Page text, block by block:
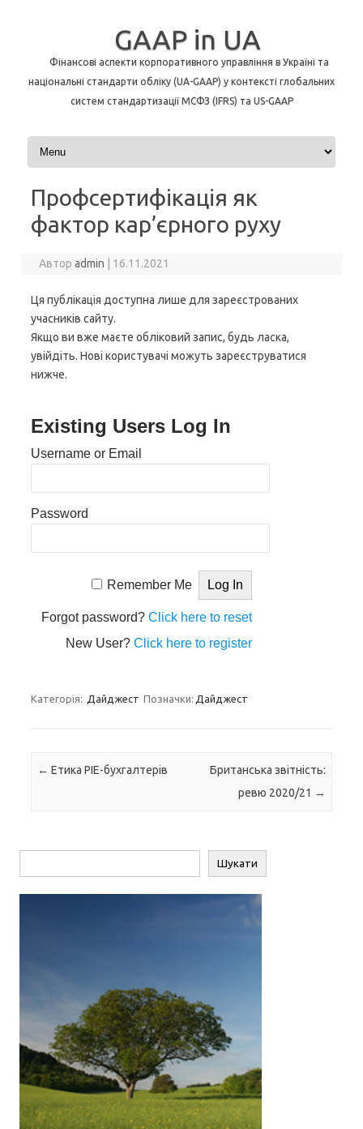
GAAP in UA
Фінансові аспекти корпоративного управління в Україні та
національні стандарти обліку (UA-GAAP) у контексті глобальних
систем стандартизації МСФЗ (IFRS) та US-GAAP
Перейти до контенту
Профсертифікація як
фактор кар’єрного руху
Авторadmin 16.11.2021
Ця публікація доступна лише для зареєстрованих
учасників сайту.
Якщо ви вже маєте обліковий запис, будь ласка,
увійдіть. Нові користувачі можуть зареєструватися
нижче.
Existing Users Log In
Username or Email
Password
Remember Me
Forgot password?Click here to reset
New User?Click here to register
Категорія: Дайджест Позначки: Дайджест
Навігація по запису
← Етика PIE-бухгалтерів
Британська звітність:
ревю 2020/21 →
Шукати